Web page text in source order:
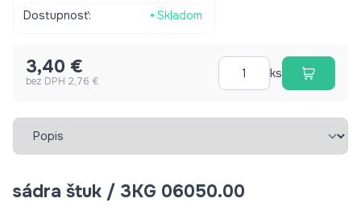
Dostupnosť:
Skladom
3,40 €
bez DPH 2,76 €
ks
Vybrať záložku
sádra štuk / 3KG 06050.00